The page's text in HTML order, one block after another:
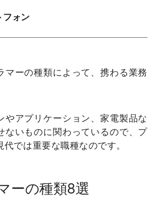
フォン
マーの種類によって、携わる業務
やアプリケーション、家電製品な
ないものに関わっているので、プ
代では重要な職種なのです。
ーの種類8選